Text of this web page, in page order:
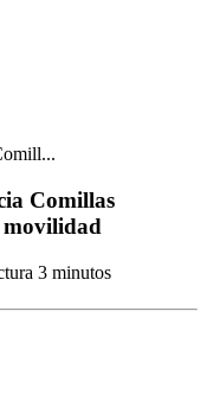
Comillas
movilidad
3 minutos